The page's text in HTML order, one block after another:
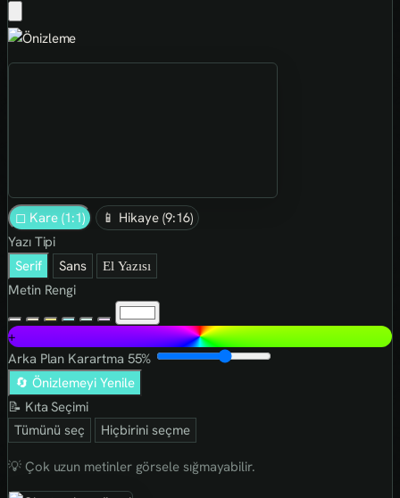
◻ Kare (1:1)
📱 Hikaye (9:16)
Yazı Tipi
Serif
Sans El Yazısı
Metin Rengi
+
Arka Plan Karartma 55%
🔄 Önizlemeyi Yenile
📝 Kıta Seçimi
Tümünü seç
Hiçbirini seçme
💡 Çok uzun metinler görsele sığmayabilir.